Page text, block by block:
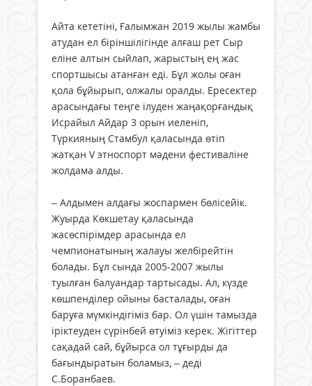
Айта кететіні, Ғалымжан 2019 жылы жамбы
атудан ел біріншілігінде алғаш рет Сыр
еліне алтын сыйлап, жарыстың ең жас
спортшысы атанған еді. Бұл жолы оған
қола бұйырып, олжалы оралды. Ересектер
арасындағы теңге ілуден жаңақорғандық
Исрайыл Айдар 3 орын иеленіп,
Түркияның Стамбул қаласында өтіп
жатқан V этноспорт мәдени фестиваліне
жолдама алды.
– Алдымен алдағы жоспармен бөлісейік.
Жуырда Көкшетау қаласында
жасөспірімдер арасында ел
чемпионатының жалауы желбірейтін
болады. Бұл сында 2005-2007 жылы
туылған балуандар тартысады. Ал, күзде
көшпенділер ойыны басталады, оған
баруға мүмкіндігіміз бар. Ол үшін тамызда
іріктеуден сүрінбей өтуіміз керек. Жігіттер
сақадай сай, бұйырса ол тұғырды да
бағындыратын боламыз, – деді
С.Боранбаев.